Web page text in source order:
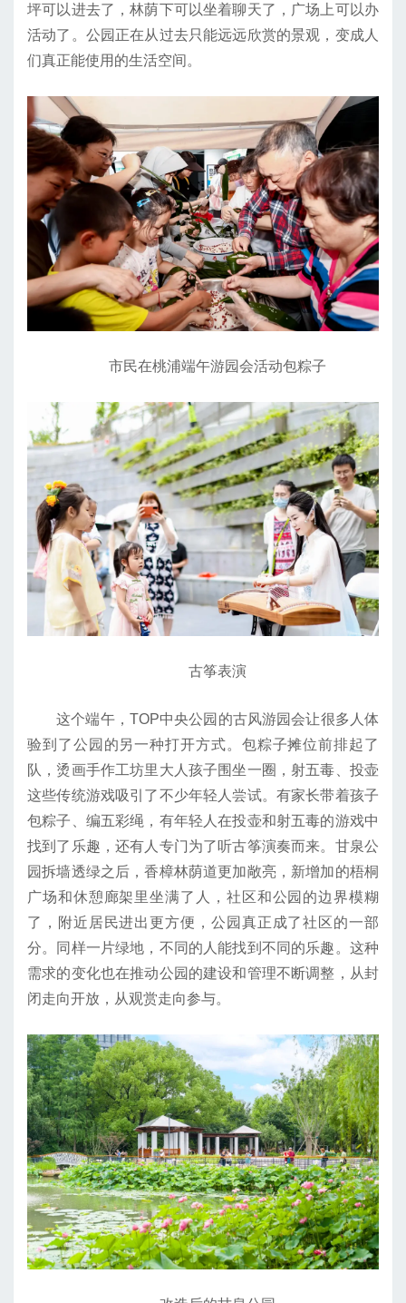
坪可以进去了，林荫下可以坐着聊天了，广场上可以办
活动了。公园正在从过去只能远远欣赏的景观，变成人
们真正能使用的生活空间。
市民在桃浦端午游园会活动包粽子
古筝表演
这个端午，TOP中央公园的古风游园会让很多人体
验到了公园的另一种打开方式。包粽子摊位前排起了
队，烫画手作工坊里大人孩子围坐一圈，射五毒、投壶
这些传统游戏吸引了不少年轻人尝试。有家长带着孩子
包粽子、编五彩绳，有年轻人在投壶和射五毒的游戏中
找到了乐趣，还有人专门为了听古筝演奏而来。甘泉公
园拆墙透绿之后，香樟林荫道更加敞亮，新增加的梧桐
广场和休憩廊架里坐满了人，社区和公园的边界模糊
了，附近居民进出更方便，公园真正成了社区的一部
分。同样一片绿地，不同的人能找到不同的乐趣。这种
需求的变化也在推动公园的建设和管理不断调整，从封
闭走向开放，从观赏走向参与。